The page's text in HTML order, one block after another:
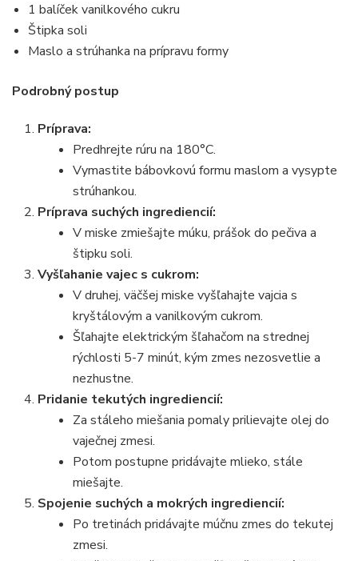
1 balíček vanilkového cukru
Štipka soli
Maslo a strúhanka na prípravu formy
Podrobný postup
Príprava:
Predhrejte rúru na 180°C.
Vymastite bábovkovú formu maslom a vysypte
strúhankou.
Príprava suchých ingrediencií:
V miske zmiešajte múku, prášok do pečiva a
štipku soli.
Vyšľahanie vajec s cukrom:
V druhej, väčšej miske vyšľahajte vajcia s
kryštálovým a vanilkovým cukrom.
Šľahajte elektrickým šľahačom na strednej
rýchlosti 5-7 minút, kým zmes nezosvetlie a
nezhustne.
Pridanie tekutých ingrediencií:
Za stáleho miešania pomaly prilievajte olej do
vaječnej zmesi.
Potom postupne pridávajte mlieko, stále
miešajte.
Spojenie suchých a mokrých ingrediencií:
Po tretinách pridávajte múčnu zmes do tekutej
zmesi.